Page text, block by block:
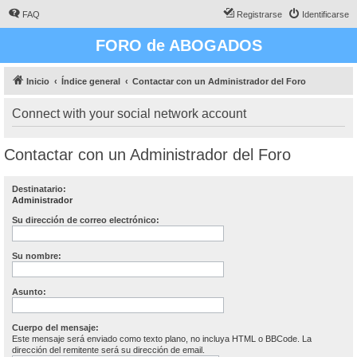
FAQ Identificarse
Registrarse
FORO de ABOGADOS
Inicio Índice general Contactar con un Administrador del Foro
Connect with your social network account
Contactar con un Administrador del Foro
Destinatario:
Administrador
Su dirección de correo electrónico:
Su nombre:
Asunto:
Cuerpo del mensaje:
Este mensaje será enviado como texto plano, no incluya HTML o BBCode. La
dirección del remitente será su dirección de email.